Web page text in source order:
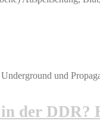
der DDR?